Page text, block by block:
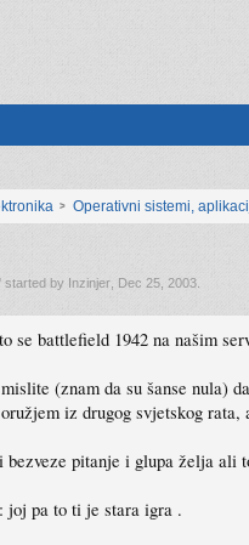
Operativni sistemi,
' started by Inzinjer Dec 25, 2003
se battlefield 1942 na našim
(znam da su šanse nula)
iz drugog svjetskog
bezveze pitanje i glupa želja ali
joj pa to ti je stara igra .